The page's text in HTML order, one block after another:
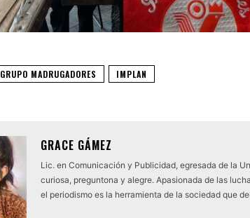
GRUPO MADRUGADORES IMPLAN
GRACE GÁMEZ
Lic. en Comunicación y Publicidad, egresada de la
curiosa, preguntona y alegre. Apasionada de las
el periodismo es la herramienta de la sociedad que